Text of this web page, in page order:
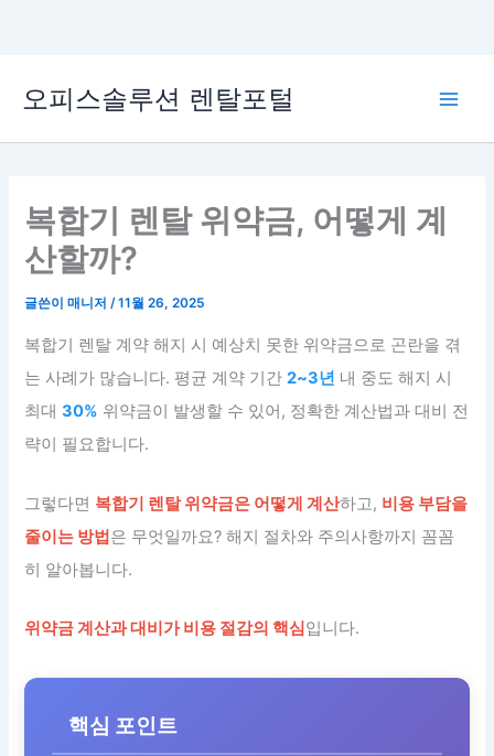
로
오피스솔루션 렌탈포털
복합기 렌탈 위약금, 어떻게 계
산할까?
글쓴이매니저 /11월 26, 2025
복합기 렌탈 계약 해지 시 예상치 못한 위약금으로 곤란을 겪
는 사례가 많습니다. 평균 계약 기간2~3년 내 중도 해지 시
최대30% 위약금이 발생할 수 있어, 정확한 계산법과 대비 전
략이 필요합니다.
그렇다면 복합기 렌탈 위약금은 어떻게 계산하고, 비용 부담을
줄이는 방법은 무엇일까요? 해지 절차와 주의사항까지 꼼꼼
히 알아봅니다.
위약금 계산과 대비가 비용 절감의 핵심입니다.
핵심 포인트